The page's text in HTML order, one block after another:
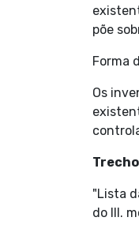
põe
Forma
Os
"Lista
do Ill.